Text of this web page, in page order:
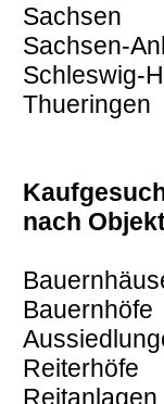
Sachsen
Sachsen-
Schleswig-
Thueringen
nach
Bauernhöfe
Reiterhöfe
Reitanlagen